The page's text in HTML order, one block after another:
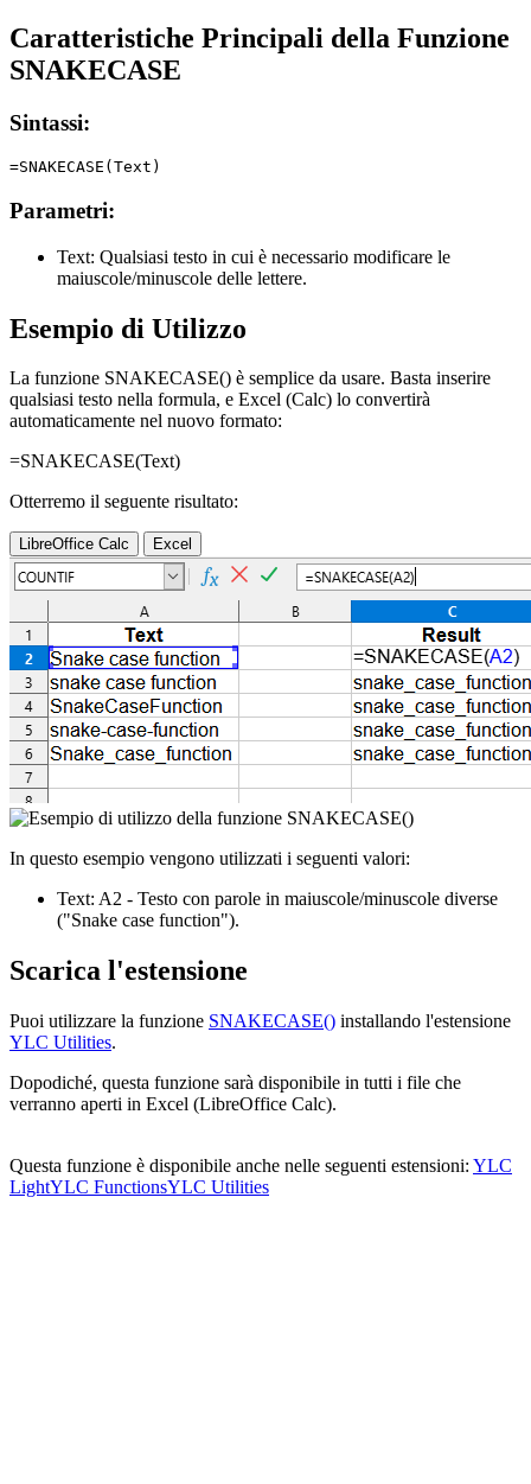
Caratteristiche Principali della Funzione
SNAKECASE
Sintassi:
Parametri:
Text: Qualsiasi testo in cui è necessario modificare le
maiuscole/minuscole delle lettere.
Esempio di Utilizzo
La funzione SNAKECASE() è semplice da usare. Basta inserire
qualsiasi testo nella formula, e Excel (Calc) lo convertirà
automaticamente nel nuovo formato:
=SNAKECASE(Text)
Otterremo il seguente risultato:
LibreOffice Calc Excel
In questo esempio vengono utilizzati i seguenti valori:
Text: A2 - Testo con parole in maiuscole/minuscole diverse
("Snake case function").
Scarica l'estensione
Puoi utilizzare la funzione SNAKECASE() installando l'estensione
YLC Utilities.
Dopodiché, questa funzione sarà disponibile in tutti i file che
verranno aperti in Excel (LibreOffice Calc).
Questa funzione è disponibile anche nelle seguenti estensioni: YLC
LightYLC FunctionsYLC Utilities